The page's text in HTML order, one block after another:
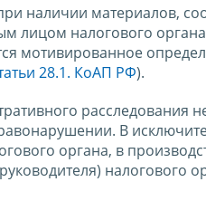
наличии материалов,
лицом налогового
мотивированное
28.1. КоАП РФ).
расследования
В
органа, в
налогового